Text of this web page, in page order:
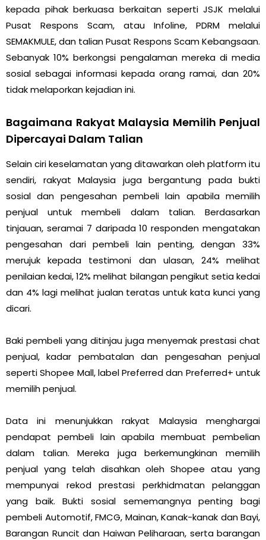
kepada pihak berkuasa berkaitan seperti JSJK melalui
Pusat Respons Scam, atau Infoline, PDRM melalui
SEMAKMULE, dan talian Pusat Respons Scam Kebangsaan.
Sebanyak 10% berkongsi pengalaman mereka di media
sosial sebagai informasi kepada orang ramai, dan 20%
tidak melaporkan kejadian ini.
Bagaimana Rakyat Malaysia Memilih Penjual
Dipercayai Dalam Talian
Selain ciri keselamatan yang ditawarkan oleh platform itu
sendiri, rakyat Malaysia juga bergantung pada bukti
sosial dan pengesahan pembeli lain apabila memilih
penjual untuk membeli dalam talian. Berdasarkan
tinjauan, seramai 7 daripada 10 responden mengatakan
pengesahan dari pembeli lain penting, dengan 33%
merujuk kepada testimoni dan ulasan, 24% melihat
penilaian kedai, 12% melihat bilangan pengikut setia kedai
dan 4% lagi melihat jualan teratas untuk kata kunci yang
dicari.
Baki pembeli yang ditinjau juga menyemak prestasi chat
penjual, kadar pembatalan dan pengesahan penjual
seperti Shopee Mall, label Preferred dan Preferred+ untuk
memilih penjual.
Data ini menunjukkan rakyat Malaysia menghargai
pendapat pembeli lain apabila membuat pembelian
dalam talian. Mereka juga berkemungkinan memilih
penjual yang telah disahkan oleh Shopee atau yang
mempunyai rekod prestasi perkhidmatan pelanggan
yang baik. Bukti sosial sememangnya penting bagi
pembeli Automotif, FMCG, Mainan, Kanak-kanak dan Bayi,
Barangan Runcit dan Haiwan Peliharaan, serta barangan